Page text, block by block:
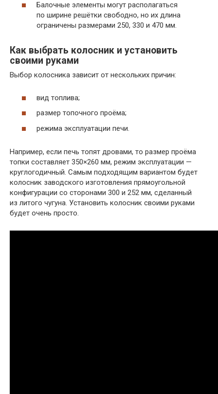
Балочные элементы могут располагаться
по ширине решётки свободно, но их длина
ограничены размерами 250, 330 и 470 мм.
Как выбрать колосник и установить
своими руками
Выбор колосника зависит от нескольких причин:
вид топлива;
размер топочного проёма;
режима эксплуатации печи.
Например, если печь топят дровами, то размер проёма
топки составляет 350×260 мм, режим эксплуатации —
круглогодичный. Самым подходящим вариантом будет
колосник заводского изготовления прямоугольной
конфигурации со сторонами 300 и 252 мм, сделанный
из литого чугуна. Установить колосник своими руками
будет очень просто.